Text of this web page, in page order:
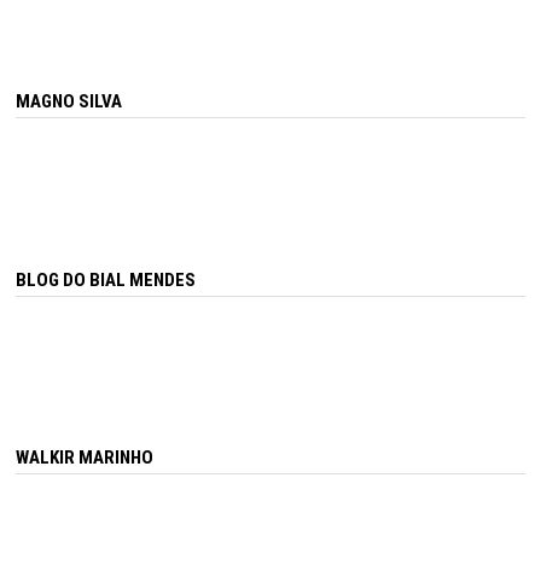
MAGNO SILVA
BLOG DO BIAL MENDES
WALKIR MARINHO